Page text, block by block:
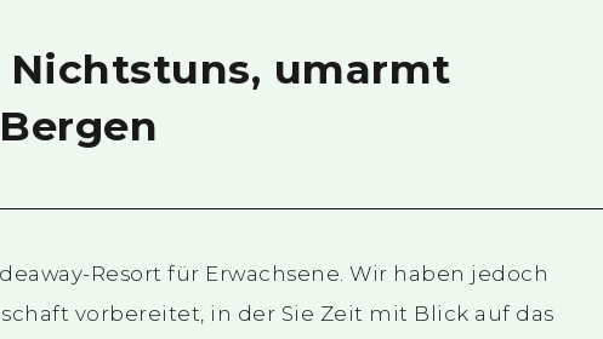
Nichtstuns, umarmt
Resort für Erwachsene. Wir haben jedoch
vorbereitet, in der Sie Zeit mit Blick auf das